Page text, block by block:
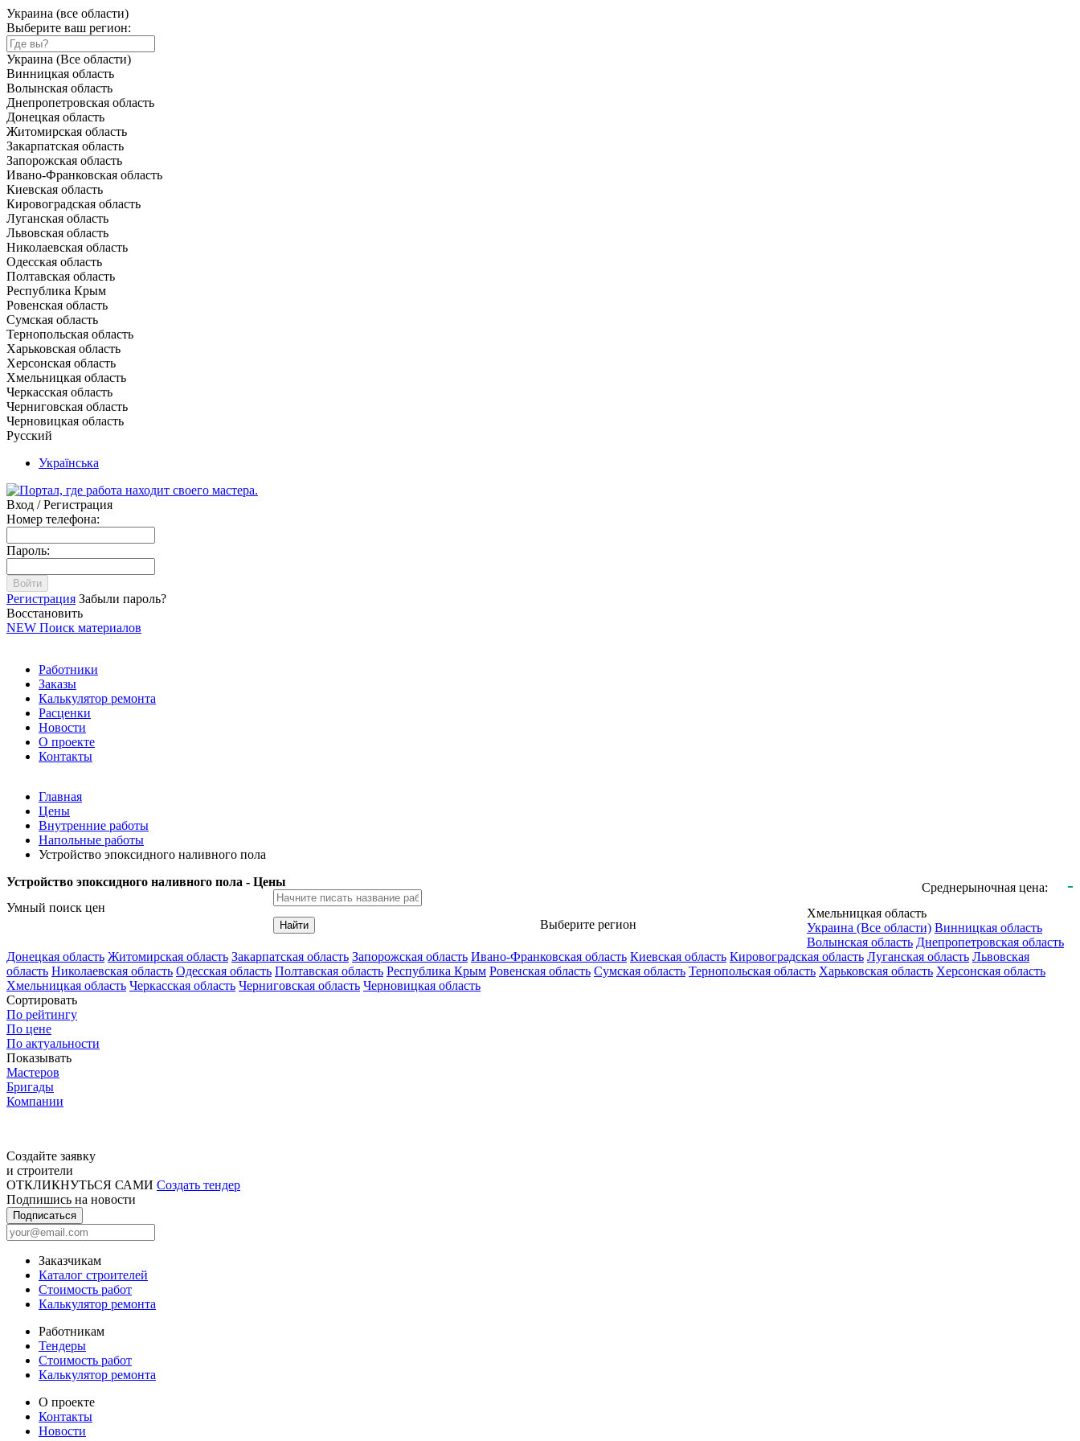
Украина (все области)
Выберите ваш регион:
Украина (Все области)
Винницкая область
Волынская область
Днепропетровская область
Донецкая область
Житомирская область
Закарпатская область
Запорожская область
Ивано-Франковская область
Киевская область
Кировоградская область
Луганская область
Львовская область
Николаевская область
Одесская область
Полтавская область
Республика Крым
Ровенская область
Сумская область
Тернопольская область
Харьковская область
Херсонская область
Хмельницкая область
Черкасская область
Черниговская область
Черновицкая область
Русский
Українська
Вход / Регистрация
Номер телефона:
Пароль:
Войти
Регистрация Забыли пароль?
Восстановить
NEW Поиск материалов
Работники
Заказы
Калькулятор ремонта
Расценки
Новости
О проекте
Контакты
Главная
Цены
Внутренние работы
Напольные работы
Устройство эпоксидного наливного пола
Устройство эпоксидного наливного пола - Цены
Среднерыночная цена: -
Умный поиск цен
Найти Выберите регион
Хмельницкая область
Украина (Все области) Винницкая область
Волынская область Днепропетровская область
Донецкая область Житомирская область Закарпатская область Запорожская область Ивано-Франковская область Киевская область Кировоградская область Луганская область Львовская
область Николаевская область Одесская область Полтавская область Республика Крым Ровенская область Сумская область Тернопольская область Харьковская область Херсонская область
Хмельницкая область Черкасская область Черниговская область Черновицкая область
Сортировать
По рейтингу
По цене
По актуальности
Показывать
Мастеров
Бригады
Компании
Создайте заявку
и строители
ОТКЛИКНУТЬСЯ САМИ Создать тендер
Подпишись на новости
Подписаться
Заказчикам
Каталог строителей
Стоимость работ
Калькулятор ремонта
Работникам
Тендеры
Стоимость работ
Калькулятор ремонта
О проекте
Контакты
Новости